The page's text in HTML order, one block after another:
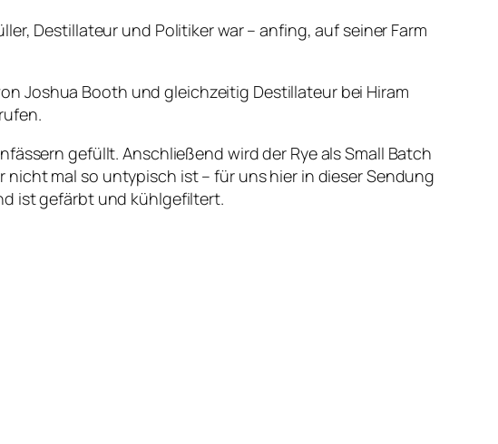
Destillateur und Politiker war – anfing, auf seiner Farm
Joshua Booth und gleichzeitig Destillateur bei Hiram
gefüllt. Anschließend wird der Rye als Small Batch
mal so untypisch ist – für uns hier in dieser Sendung
ist gefärbt und kühlgefiltert.